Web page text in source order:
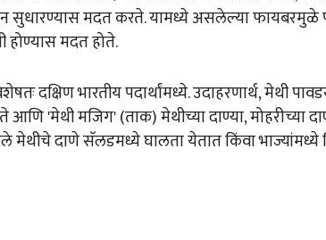
सुधारण्यास मदत करते. यामध्ये असलेल्या फायबरमुळे
मदत होते.
दक्षिण भारतीय पदार्थांमध्ये. उदाहरणार्थ, मेथी
'मेथी मजिग' (ताक) मेथीच्या दाण्या, मोहरीच्या
मेथीचे दाणे सॅलडमध्ये घालता येतात किंवा